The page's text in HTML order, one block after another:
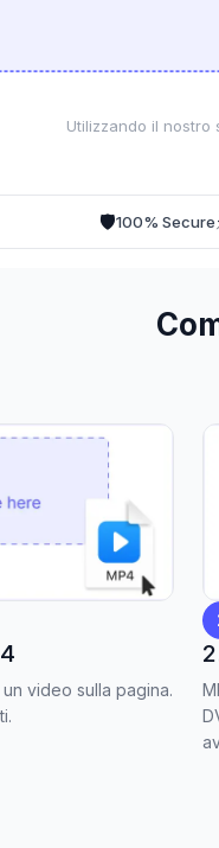
Utilizzando il nostro
🛡️100% Secure
video sulla pagina.